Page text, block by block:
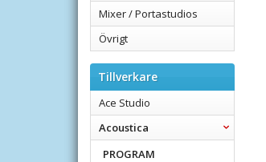
Mixer / Portastudios
Övrigt
Tillverkare
Ace Studio
Acoustica
PROGRAM